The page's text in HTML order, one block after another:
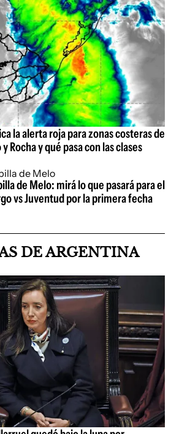
la alerta roja para zonas costeras de
Rocha y qué pasa con las clases
de Melo: mirá lo que pasará para el
vs Juventud por la primera fecha
DE ARGENTINA